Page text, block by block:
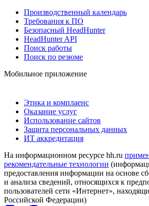
Производственный календарь
Требования к ПО
Безопасный HeadHunter
HeadHunter API
Поиск работы
Поиск по резюме
Мобильное приложение
Этика и комплаенс
Оказание услуг
Использование сайтов
Защита персональных данных
ИТ аккредитация
На информационном ресурсе hh.ru
рекомендательные технологии
предоставления информации на основе
и анализа сведений, относящихся к
пользователей сети «Интернет»,
Российской Федерации)